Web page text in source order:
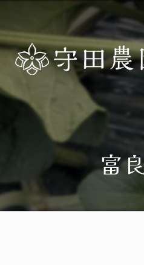
富